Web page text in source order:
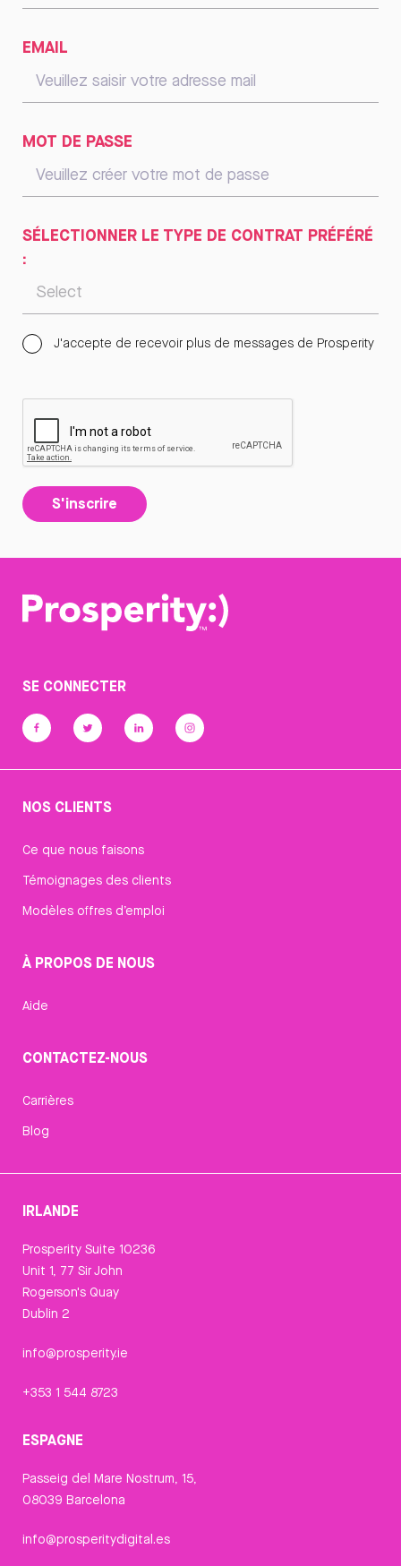
EMAIL
MOT DE PASSE
SÉLECTIONNER LE TYPE DE CONTRAT PRÉFÉRÉ
:
J'accepte de recevoir plus de messages de Prosperity
S'inscrire
SE CONNECTER
NOS CLIENTS
Ce que nous faisons
Témoignages des clients
Modèles offres d’emploi
À PROPOS DE NOUS
Aide
CONTACTEZ-NOUS
Carrières
Blog
IRLANDE
Prosperity Suite 10236
Unit 1, 77 Sir John
Rogerson's Quay
Dublin 2
info@prosperity.ie
+353 1 544 8723
ESPAGNE
Passeig del Mare Nostrum, 15,
08039 Barcelona
info@prosperitydigital.es